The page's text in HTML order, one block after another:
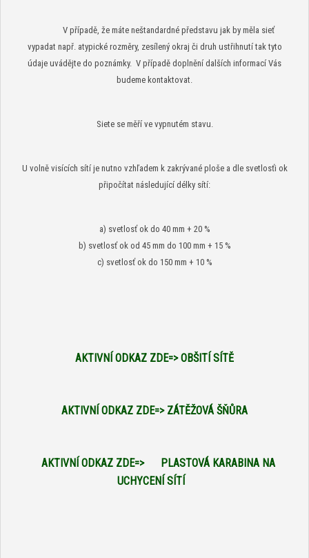
V případě, že máte neštandardné představu jak by měla sieť
vypadat např. atypické rozměry, zesílený okraj či druh ustřihnutí tak tyto
údaje uvádějte do poznámky. V případě doplnění dalších informací Vás
budeme kontaktovat.
Siete se měří ve vypnutém stavu.
U volně visících sítí je nutno vzhľadem k zakrývané ploše a dle svetlosťi ok
připočítat následující délky sítí:
a) svetlosť ok do 40 mm + 20 %
b) svetlosť ok od 45 mm do 100 mm + 15 %
c) svetlosť ok do 150 mm + 10 %
AKTIVNÍ ODKAZ ZDE=>OBŠITÍ SÍTĚ
AKTIVNÍ ODKAZ ZDE=> ZÁTĚŽOVÁ ŠŇŮRA
AKTIVNÍ ODKAZ ZDE=>
PLASTOVÁ KARABINA NA
UCHYCENÍ SÍTÍ